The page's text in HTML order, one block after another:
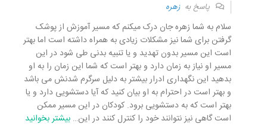
پاسخ بهزهره
سلام به شما زهره جان درک میکنم که مسیر آموزش از پوشک
گرفتن برای شما نیز مشکلات زیادی به همراه داشته است اما بهتر
است این مسیر بدون تهدید و یا تنبیه بدنی طی شود در این
مسیر او نیاز به زمان دارد و بهتر است که شما این زمان را به او
بدهید این نگهداری ادرار بیشتر به دلیل سرگرم شدنش می باشد
و بهتر است در احترام به او بیان کنید که آیا دستشویی دارد و یا
بهتر است که به دستشویی برود. کودکان در این مسیر ممکن
است گاهی نیز نتوانند خود را کنترل کنند در این… بیشتر بخوانید